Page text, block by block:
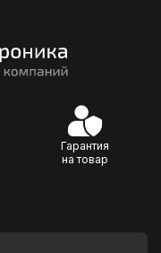
Гарантия
на товар